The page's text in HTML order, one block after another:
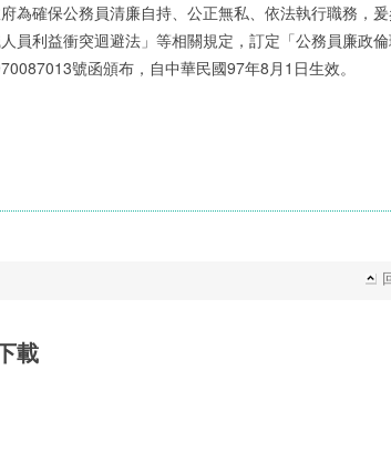
為確保公務員清廉自持、公正無私、依法執行職務，
員利益衝突迴避法」等相關規定，訂定「公務員廉政倫
號函頒布，自中華民國97年8月1日生效。
載